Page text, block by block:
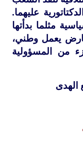
عليهما.
مثلما بدأتها
يعمل وطني،
من المسؤولية
الهدى